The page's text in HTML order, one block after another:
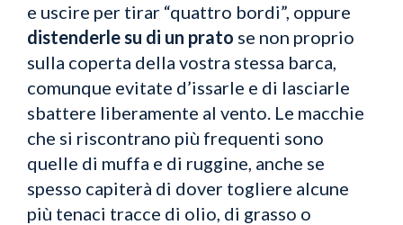
e uscire per tirar “quattro bordi”, oppure
distenderle su di un prato se non proprio
sulla coperta della vostra stessa barca,
comunque evitate d’issarle e di lasciarle
sbattere liberamente al vento. Le macchie
che si riscontrano più frequenti sono
quelle di muffa e di ruggine, anche se
spesso capiterà di dover togliere alcune
più tenaci tracce di olio, di grasso o